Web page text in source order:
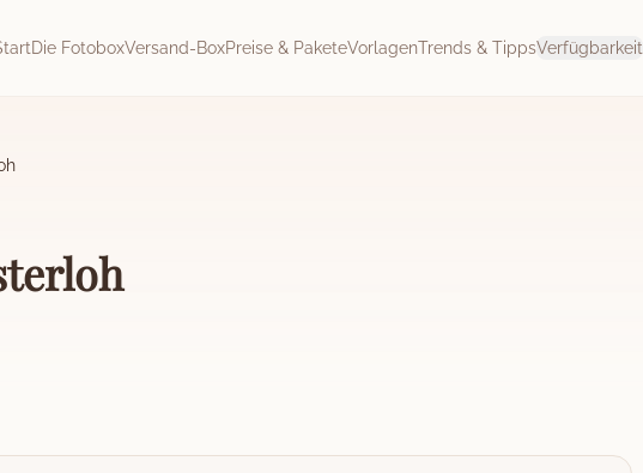
Die FotoboxVersand-BoxPreise & PaketeVorlagenTrends & TippsVerfügbarkeit